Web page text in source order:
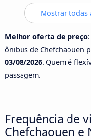
Mostrar todas
Melhor oferta de preço
ônibus de Chefchaouen
03/08/2026. Quem é
passagem.
Frequência de
Chefchaouen e